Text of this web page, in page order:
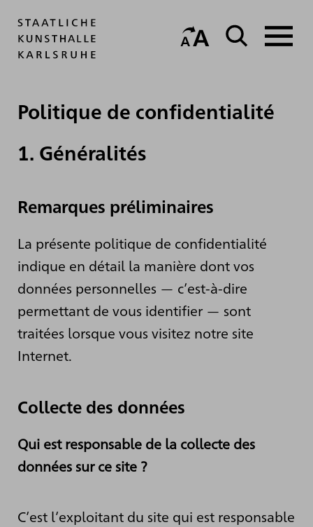
Politique de confidentialité
1. Généralités
Remarques préliminaires
La présente politique de confidentialité
indique en détail la manière dont vos
données personnelles — c’est-à-dire
permettant de vous identifier — sont
traitées lorsque vous visitez notre site
Internet.
Collecte des données
Qui est responsable de la collecte des
données sur ce site ?
C’est l’exploitant du site qui est responsable